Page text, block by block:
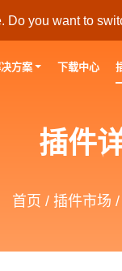
you want to
方案 下载中心
插件
首页 / 插件市场